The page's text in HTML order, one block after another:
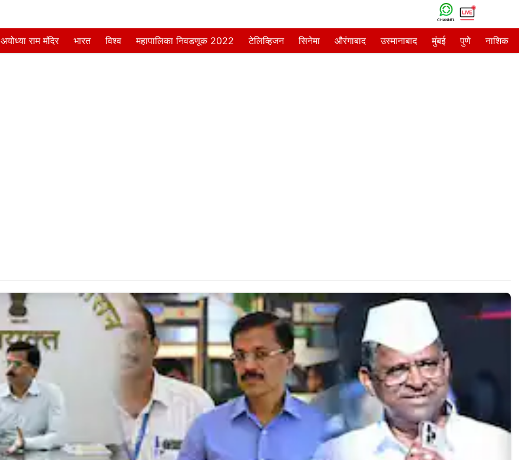
अयोध्या राम मंदिर भारत विश्व महापालिका निवडणूक 2022 टेलिव्हिजन सिनेमा औरंगाबाद उस्मानाबाद मुंबई पुणे नाशिक